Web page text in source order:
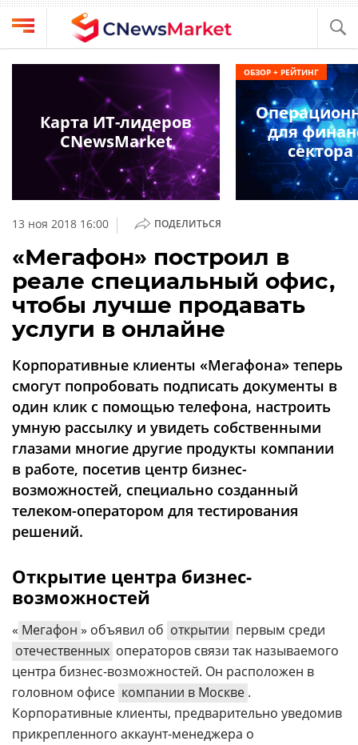
Выбрать
провайдера
Компании
обзоры
кабинет
О
проекте
CNews
Аналитика
Конференции
Техника
Об
издании
Вакансии
Контакты
Max
Telegram
VK
Rutube
CNews
Конференции
Техника
13 ноя 2018 16:00 | ПОДЕЛИТЬСЯ
«Мегафон» построил в
реале специальный офис,
чтобы лучше продавать
услуги в онлайне
Корпоративные клиенты «Мегафона» теперь
смогут попробовать подписать документы в
один клик с помощью телефона, настроить
умную рассылку и увидеть собственными
глазами многие другие продукты компании
в работе, посетив центр бизнес-
возможностей, специально созданный
телеком-оператором для тестирования
решений.
Открытие центра бизнес-
возможностей
« Мегафон » объявил об открытии первым среди
отечественных операторов связи так называемого
центра бизнес-возможностей. Он расположен в
головном офисе компании в Москве .
Корпоративные клиенты, предварительно уведомив
прикрепленного аккаунт-менеджера о
Карта ИТ-лидеров
CNewsMarket
для
сектора
ОБЗОР + РЕЙТИНГ